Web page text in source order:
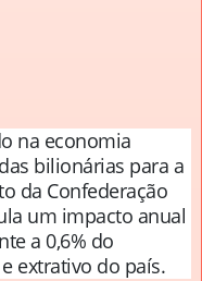
na economia
bilionárias para a
da Confederação
um impacto anual
a 0,6% do
extrativo do país.